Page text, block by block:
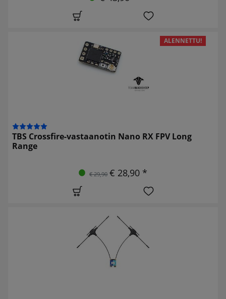
ALENNETTU!
TBS Crossfire-vastaanotin Nano RX FPV Long
Range
€ 29,90 € 28,90 *